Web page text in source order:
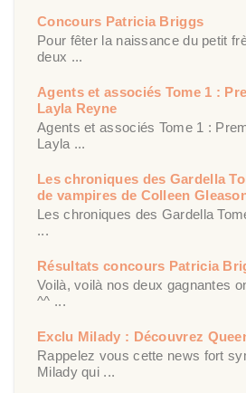
Concours Patricia Briggs
Pour fêter la naissance du petit
deux ...
Agents et associés Tome 1 :
Layla Reyne
Agents et associés Tome 1 :
Layla ...
Les chroniques des Gardella
de vampires de Colleen
Les chroniques des Gardella
...
Résultats concours Patricia
Voilà, voilà nos deux gagnantes
^^ ...
Exclu Milady : Découvrez
Rappelez vous cette news fort
Milady qui ...